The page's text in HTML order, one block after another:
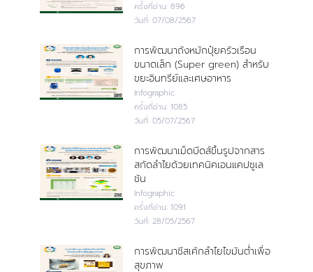
ครั้งที่อ่าน: 896
วันที่: 07/08/2567
การพัฒนาถังหมักปุ๋ยครัวเรือน
ขนาดเล็ก (Super green) สำหรับ
ขยะอินทรีย์และเศษอาหาร
Infographic
ครั้งที่อ่าน: 1085
วันที่: 05/07/2567
การพัฒนาเม็ดบีดส์ขึ้นรูปจากสาร
สกัดลำไยด้วยเทคนิคเอนแคปซูเล
ชัน
Infographic
ครั้งที่อ่าน: 1091
วันที่: 28/05/2567
การพัฒนาชีสเค้กลำไยไขมันต่ำเพื่อ
สุขภาพ